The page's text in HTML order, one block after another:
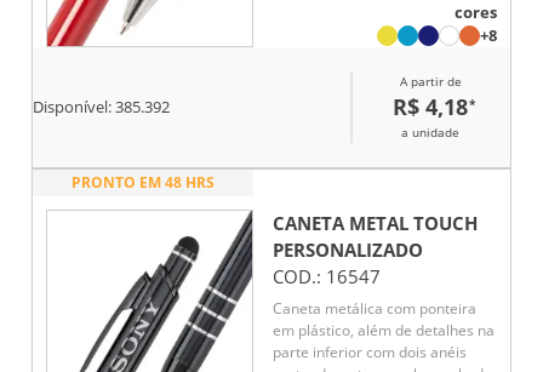
acionamento por clique, ela
possui carga esferográfica azul
escrita precisa. Além disso, com
a ponta touchscreen é possível
utilizá-la em dispositivos
diretamente na tela, evitando
cores
+8
Disponível:385.392
A partir de
R$ 4,18*
a unidade
PRONTO EM 48 HRS
CANETA METAL TOUCH
PERSONALIZADO
COD.: 16547
Caneta metálica com ponteira
em plástico, além de detalhes na
parte inferior com dois anéis